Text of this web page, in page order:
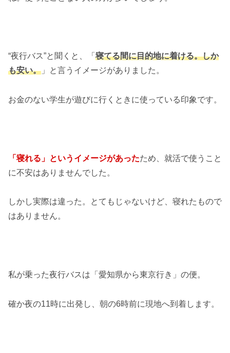
“夜行バス”と聞くと、「 寝てる間に目的地に着ける。しか
も安い。 」と言うイメージがありました。
お金のない学生が遊びに行くときに使っている印象です。
「寝れる」というイメージがあったため、就活で使うこと
に不安はありませんでした。
しかし実際は違った。
とてもじゃないけど、寝れたもので
はありません。
私が乗った夜行バスは「愛知県から東京行き」の便。
確か夜の11時に出発し、朝の6時前に現地へ到着します。